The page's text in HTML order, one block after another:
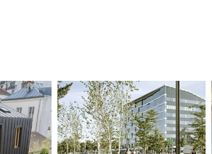
M BEZONS / BANC-PAYSAGE